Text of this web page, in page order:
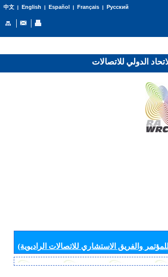
中文| English | Español | Français| Русский
والفريق الاستشاري للاتصالات الراديوية)
الدولي للاتصالات